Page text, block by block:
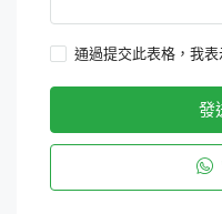
通過提交此表格，我表
發